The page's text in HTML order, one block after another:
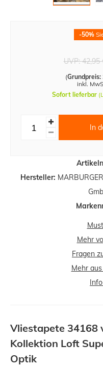
Hersteller:
-50%
UVP:42,95
(Grundpreis:
inkl.
Sofort lieferbar
In
Mehr
Fragen
Mehr
Vliestapete 34168
Kollektion Loft
Optik